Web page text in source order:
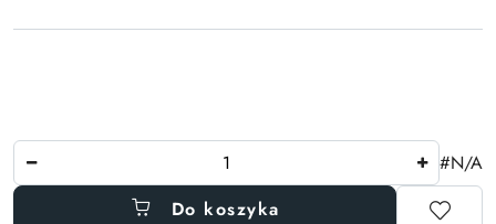
#N/A
Do koszyka